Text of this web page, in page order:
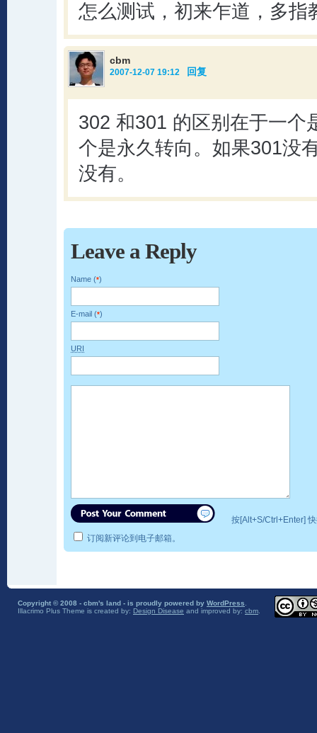
怎么测试，初来乍道，多指
cbm
2007-12-07 19:12 回复
302 和301 的区别在于一个
个是永久转向。如果301没
没有。
Leave a Reply
Name (*)
E-mail (*)
URI
按[Alt+S/Ctrl+Enter]
订阅新评论到电子邮箱。
Copyright © 2008 - cbm's land - is proudly powered by WordPress
Illacrimo Plus Theme is created by: Design Disease and improved by: cbm